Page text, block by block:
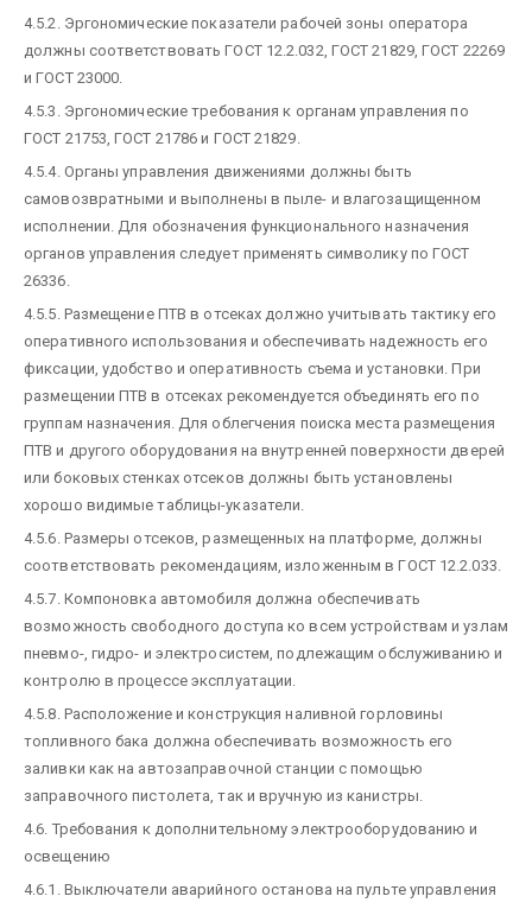
4.5.2. Эргономические показатели рабочей зоны оператора
должны соответствовать ГОСТ 12.2.032, ГОСТ 21829, ГОСТ 22269
и ГОСТ 23000.
4.5.3. Эргономические требования к органам управления по
ГОСТ 21753, ГОСТ 21786 и ГОСТ 21829.
4.5.4. Органы управления движениями должны быть
самовозвратными и выполнены в пыле- и влагозащищенном
исполнении. Для обозначения функционального назначения
органов управления следует применять символику по ГОСТ
26336.
4.5.5. Размещение ПТВ в отсеках должно учитывать тактику его
оперативного использования и обеспечивать надежность его
фиксации, удобство и оперативность съема и установки. При
размещении ПТВ в отсеках рекомендуется объединять его по
группам назначения. Для облегчения поиска места размещения
ПТВ и другого оборудования на внутренней поверхности дверей
или боковых стенках отсеков должны быть установлены
хорошо видимые таблицы-указатели.
4.5.6. Размеры отсеков, размещенных на платформе, должны
соответствовать рекомендациям, изложенным в ГОСТ 12.2.033.
4.5.7. Компоновка автомобиля должна обеспечивать
возможность свободного доступа ко всем устройствам и узлам
пневмо-, гидро- и электросистем, подлежащим обслуживанию и
контролю в процессе эксплуатации.
4.5.8. Расположение и конструкция наливной горловины
топливного бака должна обеспечивать возможность его
заливки как на автозаправочной станции с помощью
заправочного пистолета, так и вручную из канистры.
4.6. Требования к дополнительному электрооборудованию и
освещению
4.6.1. Выключатели аварийного останова на пульте управления